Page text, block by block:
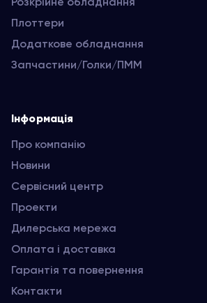
Плоттери
Додаткове обладнання
Запчастини/Голки/ПММ
Інформація
Про компанію
Новини
Сервісний центр
Проекти
Дилерська мережа
Оплата і доставка
Гарантія та повернення
Контакти